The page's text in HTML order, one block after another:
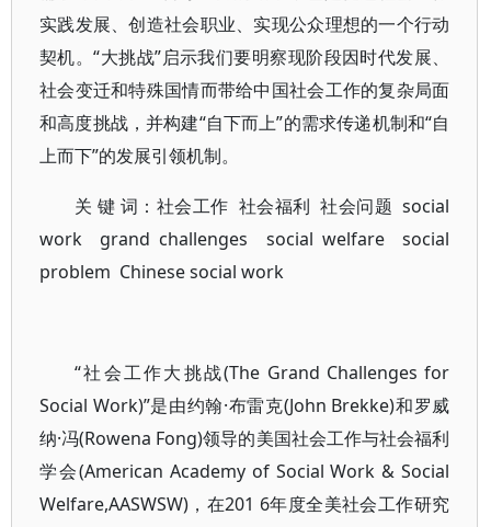
实践发展、创造社会职业、实现公众理想的一个行动
契机。“大挑战”启示我们要明察现阶段因时代发展、
社会变迁和特殊国情而带给中国社会工作的复杂局面
和高度挑战，并构建“自下而上”的需求传递机制和“自
上而下”的发展引领机制。
关 键 词：社会工作 社会福利 社会问题 social
work grand challenges social welfare social
problem Chinese social work
“社会工作大挑战(The Grand Challenges for
Social Work)”是由约翰·布雷克(John Brekke)和罗威
纳·冯(Rowena Fong)领导的美国社会工作与社会福利
学会(American Academy of Social Work & Social
Welfare,AASWSW)，在201 6年度全美社会工作研究